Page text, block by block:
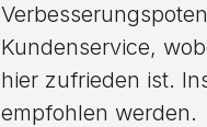
Kundenservice,
hier zufrieden ist.
empfohlen werden.